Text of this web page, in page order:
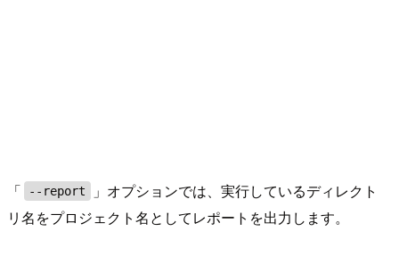
「 --report
」オプションでは、実行しているディレクト
リ名をプロジェクト名としてレポートを出力します。